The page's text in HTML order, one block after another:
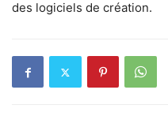
des logiciels de création.